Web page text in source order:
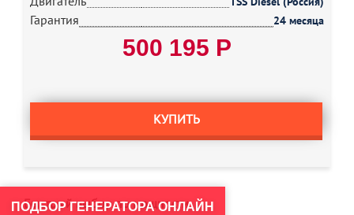
Гарантия 24 месяца
500 195 Р
КУПИТЬ
Быстрый выбор по мощности
ПОДБОР ГЕНЕРАТОРА ОНЛАЙН